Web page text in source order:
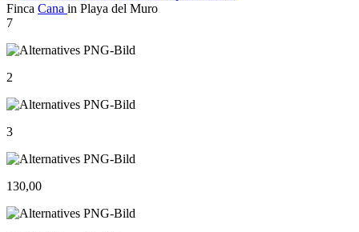
Finca Cana in Playa del Muro
7
2
3
130,00